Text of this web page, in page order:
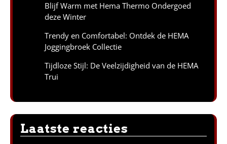
Blijf Warm met Hema Thermo Ondergoed
deze Winter
Trendy en Comfortabel: Ontdek de HEMA
Joggingbroek Collectie
Tijdloze Stijl: De Veelzijdigheid van de HEMA
Trui
Laatste reacties